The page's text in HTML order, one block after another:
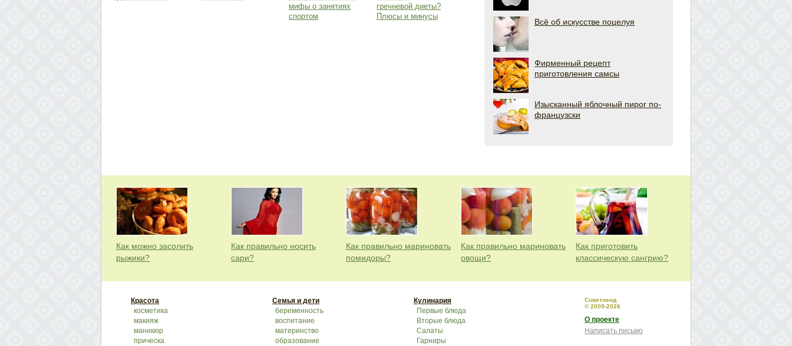
мифы о занятиях
спортом
гречневой диеты?
Плюсы и минусы
Всё об искусстве поцелуя
Фирменный рецепт
приготовления самсы
Изысканный яблочный пирог по-
французски
Как можно засолить
рыжики?
Как правильно носить
сари?
Как правильно мариновать
помидоры?
Как правильно мариновать
овощи?
Как приготовить
классическую сангрию?
Красота
косметика
макияж
маникюр
прическа
Семья и дети
беременность
воспитание
материнство
образование
Кулинария
Первые блюда
Вторые блюда
Салаты
Гарниры
Советленд
© 2009-2026
О проекте
Написать письмо